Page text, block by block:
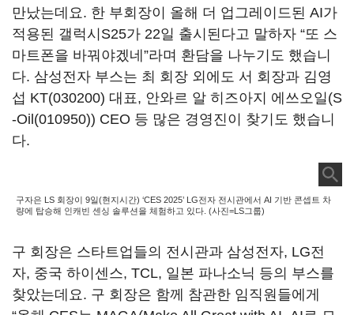
만났는데요. 한 부회장이 올해 더 업그레이드된 AI가
적용된 갤럭시 S25가 22일 출시된다고 말하자 “또 스
마트폰을 바꿔야겠네 ”라며 환담을 나누기도 했습니
다. 삼성전자 부스는 최 회장 외에도 서 회장과 김영
섭 KT(030200) 대표, 안와르 알 히즈아지 에쓰오일(S
-Oil(010950)) CEO 등 많은 경영진이 찾기도 했습니
다.
구자은 LS 회장이 9일(현지시간) ‘CES 2025’ LG전자 전시관에서 AI 기반 콘셉트 차
량에 탑승해 인캐빈 센싱 솔루션을 체험하고 있다. (사진=LS그룹)
구 회장은 스타트업들의 전시관과 삼성전자, LG전
자, 중국 하이센스, TCL, 일본 파나소닉 등의 부스를
찾았는데요. 구 회장은 함께 참관한 임직원들에게